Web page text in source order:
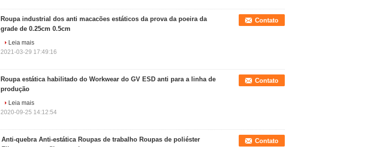
Roupa industrial dos anti macacões estáticos da prova da poeira da
grade de 0.25cm 0.5cm
Contato
Leia mais
2021-03-29 17:49:16
Roupa estática habilitado do Workwear do GV ESD anti para a linha de
produção
Contato
Leia mais
2020-09-25 14:12:54
Anti-quebra Anti-estática Roupas de trabalho Roupas de poliéster
Contato